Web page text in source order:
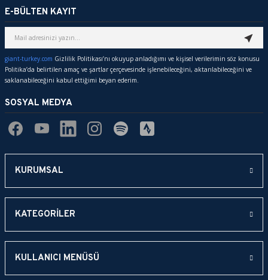
Görüş ve önerileriniz için teşekkür ederiz.
Ürün resmi kalitesiz, bozuk veya görüntülenemiyor.
Ürün açıklamasında eksik bilgiler bulunuyor.
Ürün bilgilerinde hatalar bulunuyor.
Bu ürüne benzer farklı alternatifler olmalı.
Gönder
E-BÜLTEN KAYIT
giant-turkey.com Gizlilik Politikası’nı okuyup anladığımı ve kişisel verilerimin söz konusu
Politika’da belirtilen amaç ve şartlar çerçevesinde işlenebileceğini, aktarılabileceğini ve
saklanabileceğini kabul ettiğimi beyan ederim.
SOSYAL MEDYA
KURUMSAL
KATEGORİLER
KULLANICI MENÜSÜ